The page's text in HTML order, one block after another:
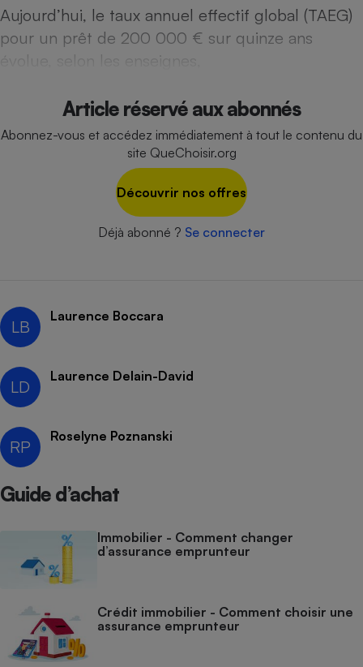
Aujourd’hui, le taux annuel effectif global (TAEG)
pour un prêt de 200 000 € sur quinze ans
évolue, selon les enseignes,
Article réservé aux abonnés
Abonnez-vous et accédez immédiatement à tout le contenu du
site QueChoisir.org
Découvrir nos offres
Déjà abonné ? Se connecter
LB
Laurence Boccara
LD
Laurence Delain-David
RP
Roselyne Poznanski
Guide d’achat
Immobilier - Comment changer
d’assurance emprunteur
Crédit immobilier - Comment choisir une
assurance emprunteur
Antivirus